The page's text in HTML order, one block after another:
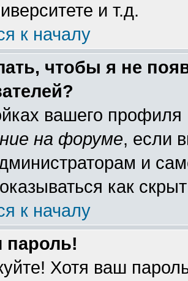
и т.д.
к началу
чтобы я не
вашего
на форуме, если
и
как
к началу
пароль!
Хотя ваш